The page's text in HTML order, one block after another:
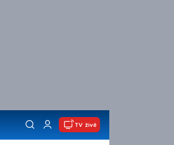
TV živě